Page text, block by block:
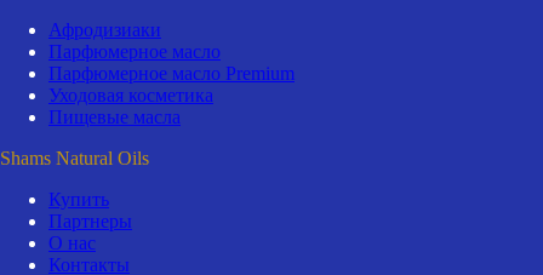
Афродизиаки
Парфюмерное масло
Парфюмерное масло Premium
Уходовая косметика
Пищевые масла
Shams Natural Oils
Купить
Партнеры
О нас
Контакты